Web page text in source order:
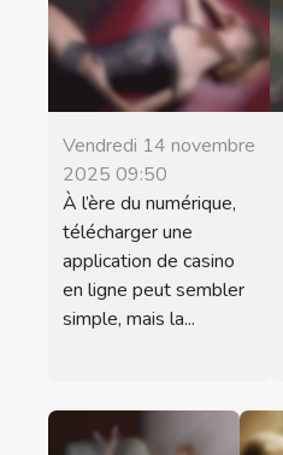
Vendredi 14 novembre
2025 09:50
À l’ère du numérique,
télécharger une
application de casino
en ligne peut sembler
simple, mais la...